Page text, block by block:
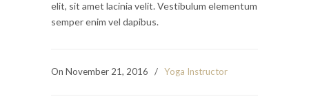
elit, sit amet lacinia velit. Vestibulum elementum
semper enim vel dapibus.
On November 21, 2016 / Yoga Instructor